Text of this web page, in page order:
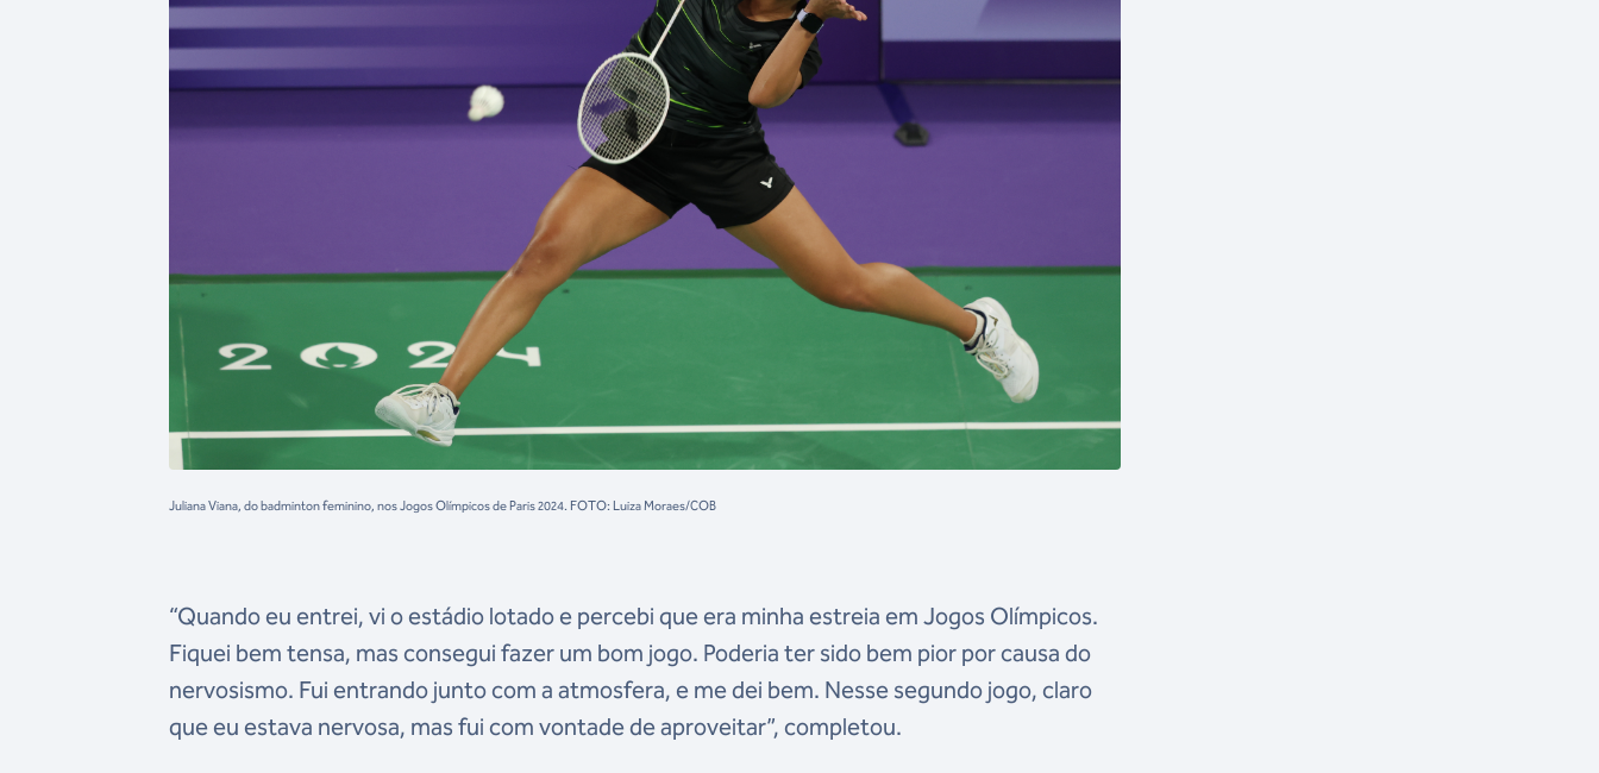
Juliana Viana, do badminton feminino, nos Jogos Olímpicos de Paris 2024. FOTO: Luiza Moraes/COB
“Quando eu entrei, vi o estádio lotado e percebi que era minha estreia em Jogos Olímpicos.
Fiquei bem tensa, mas consegui fazer um bom jogo. Poderia ter sido bem pior por causa do
nervosismo. Fui entrando junto com a atmosfera, e me dei bem. Nesse segundo jogo, claro
que eu estava nervosa, mas fui com vontade de aproveitar”, completou.